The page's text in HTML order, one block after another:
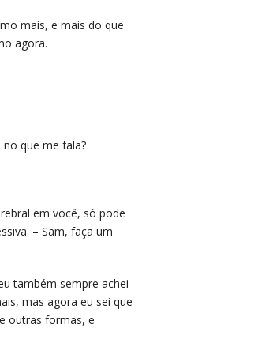
mais, e mais do que
agora.
que me fala?
em você, só pode
– Sam, faça um
também sempre achei
mas agora eu sei que
outras formas, e